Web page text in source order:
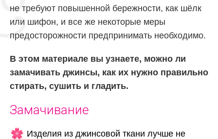
не требуют повышенной бережности, как шёлк
или шифон, и все же некоторые меры
предосторожности предпринимать необходимо.
В этом материале вы узнаете, можно ли
замачивать джинсы, как их нужно правильно
стирать, сушить и гладить.
Замачивание
Изделия из джинсовой ткани лучше не